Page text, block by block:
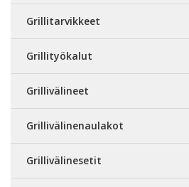
Grillitarvikkeet
Grillityökalut
Grillivälineet
Grillivälinenaulakot
Grillivälinesetit